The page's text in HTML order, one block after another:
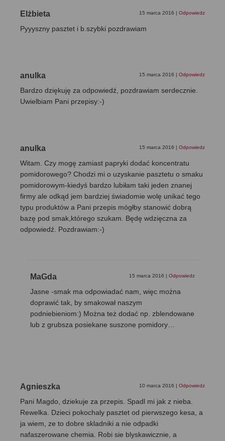
Elżbieta 15 marca 2016 | Odpowiedz
Pyyyszny pasztet i b.szybki pozdrawiam
anulka 15 marca 2016 | Odpowiedz
Bardzo dziękuję za odpowiedź, pozdrawiam serdecznie.
Uwielbiam Pani przepisy:-)
anulka 15 marca 2016 | Odpowiedz
Witam. Czy mogę zamiast papryki dodać koncentratu
pomidorowego? Chodzi mi o uzyskanie pasztetu o smaku
pomidorowym-kiedyś bardzo lubiłam taki jeden znanej
firmy ale odkąd jem bardziej świadomie wolę unikać tego
typu produktów a Pani przepis mógłby stanowić dobrą
bazę pod smak,którego szukam. Będę wdzięczna za
odpowiedź. Pozdrawiam:-)
MaGda 15 marca 2016 | Odpowiedz
Jasne -smak ma odpowiadać nam, więc można
doprawić tak, by smakował naszym
podniebieniom:) Można też dodać np. zblendowane
lub z grubsza posiekane suszone pomidory…
Agnieszka 10 marca 2016 | Odpowiedz
Pani Magdo, dziekuje za przepis. Spadl mi jak z nieba.
Rewelka. Dzieci pokochaly pasztet od pierwszego kesa, a
ja wiem, ze to dobre skladniki a nie odpadki
nafaszerowane chemia. Robi sie blyskawicznie, a